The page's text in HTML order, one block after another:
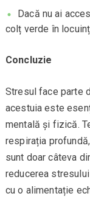
Dacă nu ai
colț verde în
Concluzie
Stresul face parte
acestuia este
mentală și fizică.
respirația
sunt doar câteva
reducerea
cu o alimentație